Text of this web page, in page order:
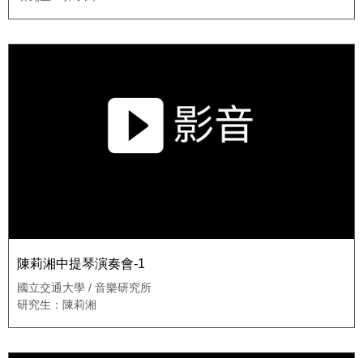
陳莉湘中提琴演奏會-1
國立交通大學 / 音樂研究所
研究生：陳莉湘